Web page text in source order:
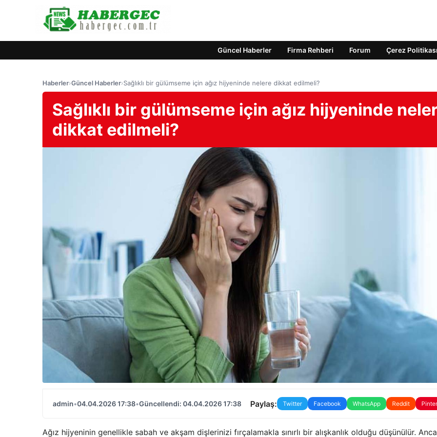
Güncel Haberler Firma Rehberi Forum Çerez Politikası
Haberler›Güncel Haberler›Sağlıklı bir gülümseme için ağız hijyeninde nelere dikkat edilmeli?
Sağlıklı bir gülümseme için ağız hijyeninde
dikkat edilmeli?
admin•04.04.2026 17:38•Güncellendi: 04.04.2026 17:38 Paylaş: Twitter Facebook WhatsApp Reddit
Ağız hijyeninin genellikle sabah ve akşam dişlerinizi fırçalamakla sınırlı bir alışkanlık olduğu düşünülür.